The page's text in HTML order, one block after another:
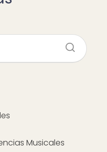
Musicales